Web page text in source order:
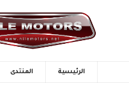
الرئيسية المنتدى